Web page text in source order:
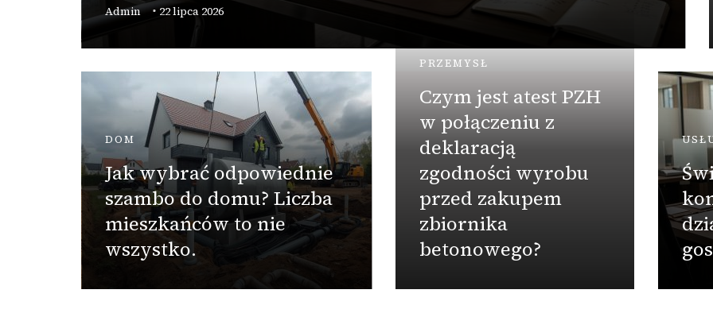
Admin 22 lipca 2026
DOM
Jak wybrać odpowiednie
szambo do domu? Liczba
mieszkańców to nie
wszystko.
PRZEMYSŁ
Czym jest atest PZH
w połączeniu z
deklaracją
zgodności wyrobu
przed zakupem
zbiornika
betonowego?